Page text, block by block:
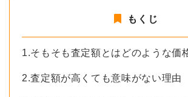
もくじ
1.そもそも査定額とはどのような価
2.査定額が高くても意味がない理由